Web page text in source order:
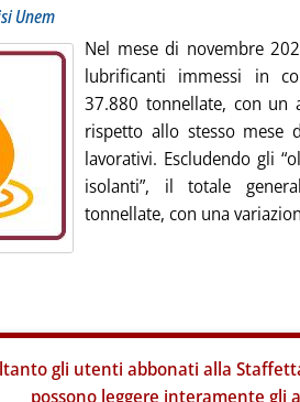
Unem
Nel mese di novembre
lubrificanti immessi in
37.880 tonnellate, con un
rispetto allo stesso mese
lavorativi. Escludendo gli
isolanti”, il totale
tonnellate, con una
gli utenti abbonati alla
possono leggere interamente gli